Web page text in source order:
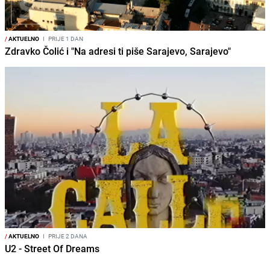
/AKTUELNO I PRIJE 1 DAN
Zdravko Čolić i "Na adresi ti piše Sarajevo, Sarajevo"
/AKTUELNO I PRIJE 2 DANA
U2 - Street Of Dreams